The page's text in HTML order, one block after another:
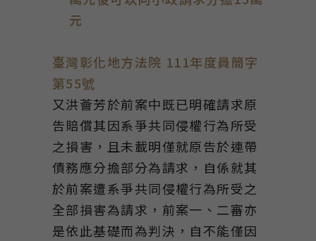
元
臺灣彰化地方法院 111年度員簡字
第55號
又洪薈芳於前案中既已明確請求原
告賠償其因系爭共同侵權行為所受
之損害，且未載明僅就原告於連帶
債務應分擔部分為請求，自係就其
於前案遭系爭共同侵權行為所受之
全部損害為請求，前案一、二審亦
是依此基礎而為判決，自不能僅因